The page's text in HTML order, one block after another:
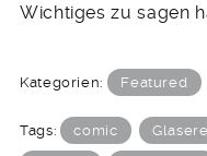
Wichtiges zu sagen
Kategorien: Featured
Tags: comic